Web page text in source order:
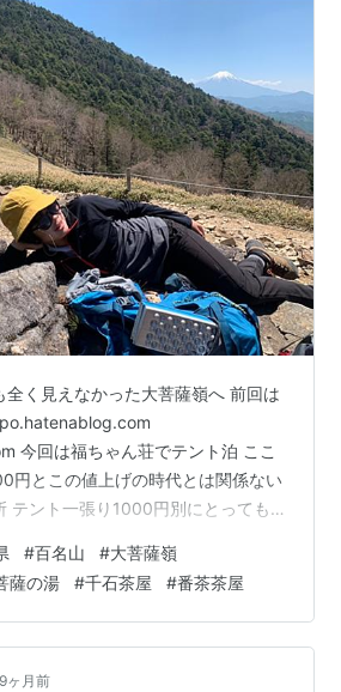
全く見えなかった大菩薩嶺へ 前回は
今回は福ちゃん荘でテント泊 ここ
円とこの値上げの時代とは関係ない
テント一張り1000円別にとってもい
大正解 ７時前には第三まで満車
てホッとした 福ちゃん荘が８時半
り出発 ロッジ長兵衛で大福が使って
のアルパイントレッキングポールが
でレンタル 福ち…
#百名山 #大菩薩嶺
薩の湯 #千石茶屋 #番茶茶屋
9ヶ月前